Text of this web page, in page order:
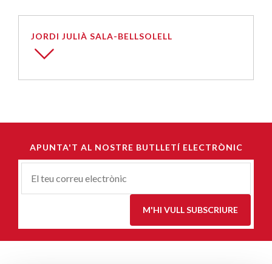
JORDI JULIÀ SALA-BELLSOLELL
APUNTA'T AL NOSTRE BUTLLETÍ ELECTRÒNIC
Correu-
M'HI VULL SUBSCRIURE